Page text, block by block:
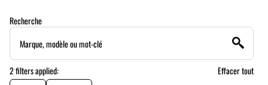
Recherche
2filtersapplied:
Effacer tout